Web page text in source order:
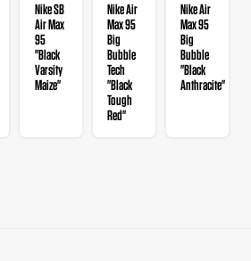
Nike SB
Air Max
95
"Black
Varsity
Maize"
Nike Air
Max 95
Big
Bubble
Tech
"Black
Tough
Red"
Nike Air
Max 95
Big
Bubble
"Black
Anthracite"